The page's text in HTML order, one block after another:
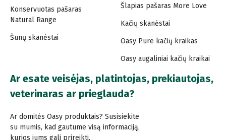
Konservuotas pašaras
Natural Range
Šunų skanėstai
Šlapias pašaras More Love
Kačių skanėstai
Oasy Pure kačių kraikas
Oasy augaliniai kačių kraikai
Ar esate veisėjas, platintojas, prekiautojas,
veterinaras ar prieglauda?
Ar domitės Oasy produktais? Susisiekite
su mumis, kad gautume visą informaciją,
kurios jums gali prireikti.